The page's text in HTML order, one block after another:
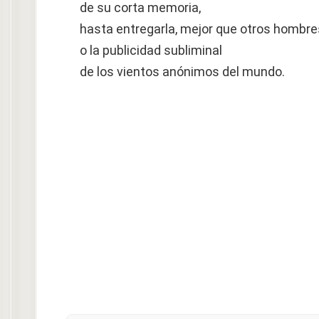
de su corta memoria,
hasta entregarla, mejor que otros
o la publicidad subliminal
de los vientos anónimos del mundo.